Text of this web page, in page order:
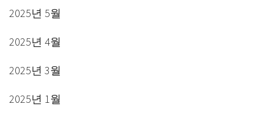
2025년 5월
2025년 4월
2025년 3월
2025년 1월